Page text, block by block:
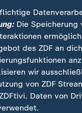
Die Speicherung
des ZDF an
wir
von ZDF
Daten von